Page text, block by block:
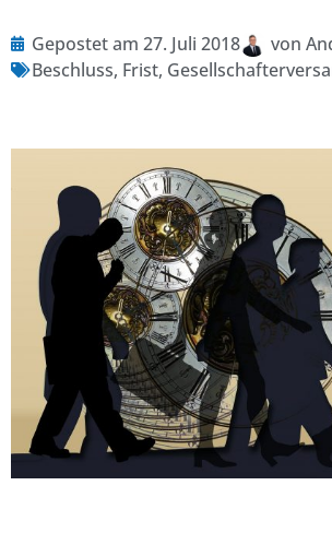
Gepostet am 27. Juli 2018 von
Beschluss, Frist,